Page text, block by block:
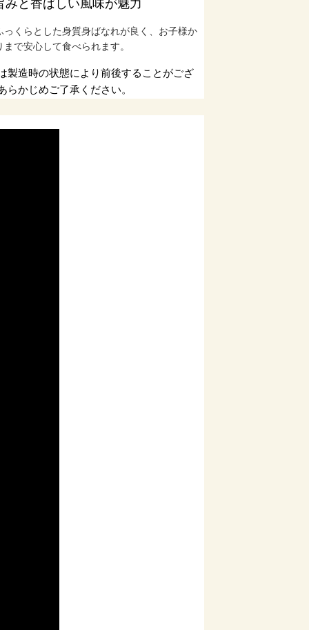
みと香ばしい風味が魅力
っくらとした身質身ばなれが良く、お子様か
で安心して食べられます。
製造時の状態により前後することがござ
らかじめご了承ください。